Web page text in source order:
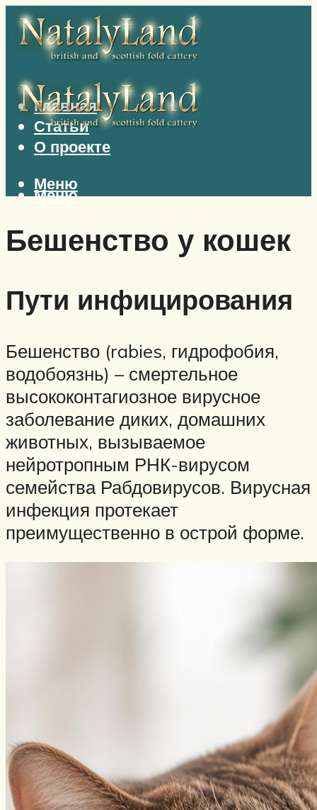
Главная
Статьи
О проекте
Меню
Меню
Бешенство у кошек
Пути инфицирования
Бешенство (rabies, гидрофобия,
водобоязнь) – смертельное
высококонтагиозное вирусное
заболевание диких, домашних
животных, вызываемое
нейротропным РНК-вирусом
семейства Рабдовирусов. Вирусная
инфекция протекает
преимущественно в острой форме.